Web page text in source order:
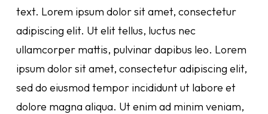
text. Lorem ipsum dolor sit amet, consectetur
adipiscing elit. Ut elit tellus, luctus nec
ullamcorper mattis, pulvinar dapibus leo. Lorem
ipsum dolor sit amet, consectetur adipiscing elit,
sed do eiusmod tempor incididunt ut labore et
dolore magna aliqua. Ut enim ad minim veniam,